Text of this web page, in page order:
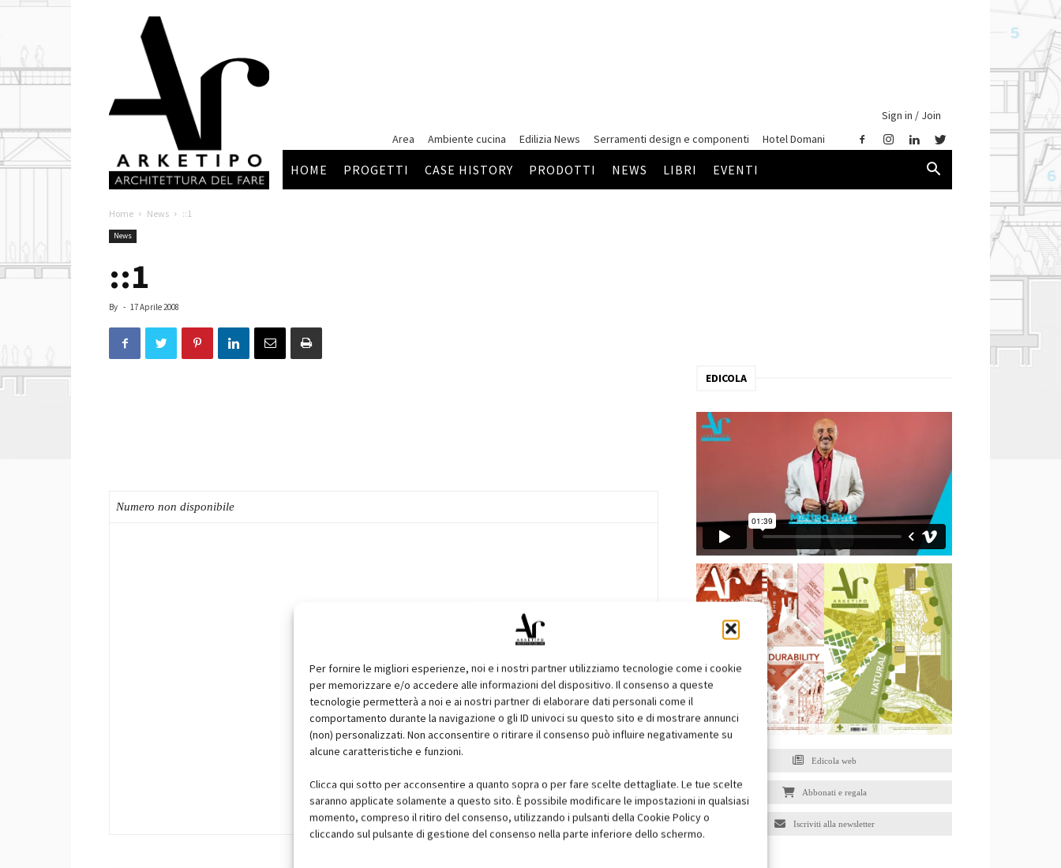
Per fornire le migliori esperienze, noi e i nostri partner utilizziamo tecnologie come i cookie
per memorizzare e/o accedere alle informazioni del dispositivo. Il consenso a queste
tecnologie permetterà a noi e ai nostri partner di elaborare dati personali come il
comportamento durante la navigazione o gli ID univoci su questo sito e di mostrare annunci
(non) personalizzati. Non acconsentire o ritirare il consenso può influire negativamente su
alcune caratteristiche e funzioni.
Clicca qui sotto per acconsentire a quanto sopra o per fare scelte dettagliate. Le tue scelte
saranno applicate solamente a questo sito. È possibile modificare le impostazioni in qualsiasi
momento, compreso il ritiro del consenso, utilizzando i pulsanti della Cookie Policy o
cliccando sul pulsante di gestione del consenso nella parte inferiore dello schermo.
Arketipo
Sign in / Join
Area
Ambiente cucina Edilizia News Serramenti design e componenti Hotel Domani
HOME PROGETTI CASE HISTORY PRODOTTI NEWS LIBRI EVENTI
Home News ::1
News
::1
By - 17 Aprile 2008
Numero non disponibile
EDICOLA
Edicola web
Abbonati e regala
Iscriviti alla newsletter